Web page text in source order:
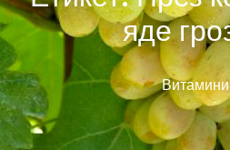
яде
Витамини